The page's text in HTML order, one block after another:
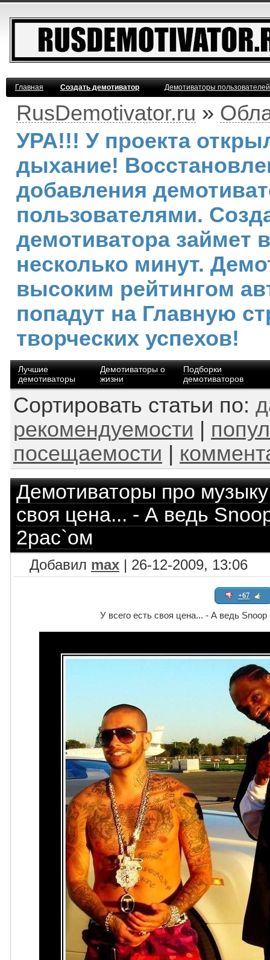
Главная Создать демотиватор Демотиваторы
RusDemotivator.ru »
УРА!!! У проекта
дыхание!
добавления
пользователями.
демотиватора займет
несколько минут.
высоким рейтингом
попадут на Главную
творческих успехов!
Лучшие
демотиваторы
Демотиваторы о
жизни
Подборки
демотиваторов
Сортировать статьи по:
рекомендуемости
посещаемости
Демотиваторы про музыку
своя цена... - А ведь
2pac`ом
Добавил max | 26-12-2009, 13:06
+67
У всего есть своя цена... - А ведь